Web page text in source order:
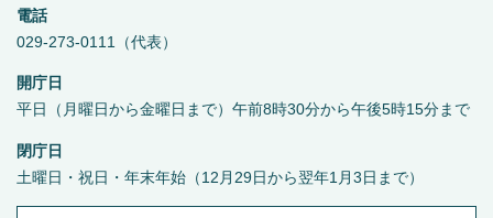
電話
029-273-0111（代表）
開庁日
平日（月曜日から金曜日まで）午前8時30分から午後5時15分まで
閉庁日
土曜日・祝日・年末年始（12月29日から翌年1月3日まで）